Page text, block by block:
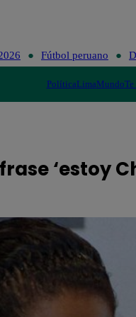
Fútbol peruano
PolíticaLimaMundo
‘estoy